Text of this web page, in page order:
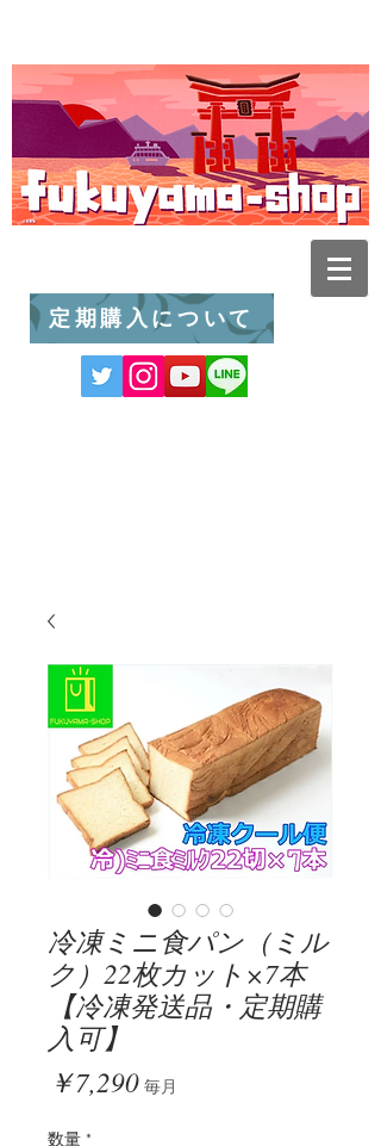
定期購入について
冷凍ミニ食パン（ミル
ク）22枚カット×7本
【冷凍発送品・定期購
入可】
￥7,290価
毎月
数量 *